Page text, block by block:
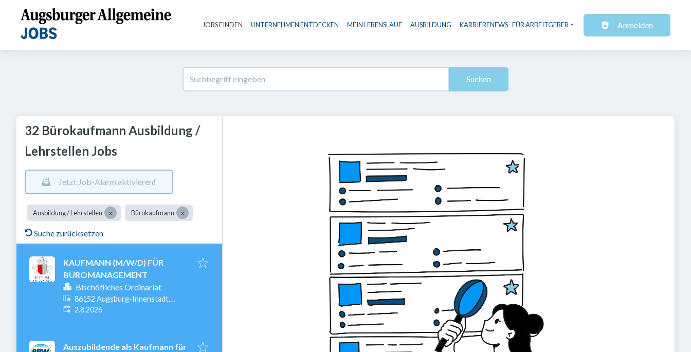
Haupt-Navigation
JOBS FINDEN UNTERNEHMEN ENTDECKEN MEIN LEBENSLAUF AUSBILDUNG KARRIERENEWS FÜR ARBEITGEBER Anmelden
Suchen
32 Bürokaufmann Ausbildung /
Lehrstellen Jobs
Jetzt Job-Alarm aktivieren!
Ausbildung / Lehrstellen Bürokaufmann
Suche zurücksetzen
KAUFMANN (M/W/D) FÜR
BÜROMANAGEMENT
Bischöfliches Ordinariat
86152 Augsburg-Innenstadt,
Deutschland
Veröffentlicht
2.8.2026
Auszubildende als Kaufmann für